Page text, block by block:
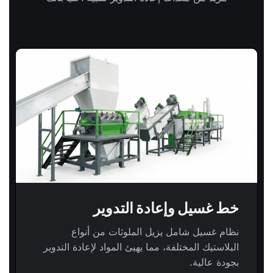
خط غسيل وإعادة التدوير
نظام غسيل شامل يزيل الملوثات من أنواع
البلاستيك المختلفة، مما يهيئ المواد لإعادة التدوير
بجودة عالية.